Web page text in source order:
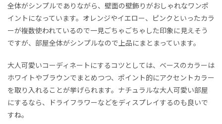
全体がシンプルでありながら、壁面の壁飾りがおしゃれなワンポ
イントになっています。オレンジやイエロー、ピンクといったカラ
ーが複数使われているので一見ごちゃごちゃした印象に見えそう
ですが、部屋全体がシンプルなので上品にまとまっています。
大人可愛いコーディネートにするコツとしては、ベースのカラーは
ホワイトやブラウンでまとめつつ、ポイント的にアクセントカラー
を取り入れることが挙げられます。ナチュラルな大人可愛い部屋
にするなら、ドライフラワーなどをディスプレイするのも良いで
すね。